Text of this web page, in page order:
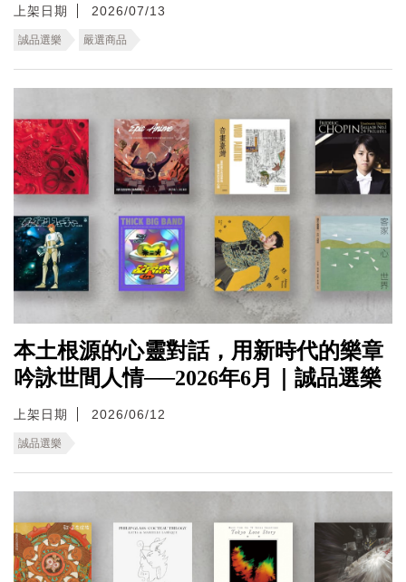
上架日期 2026/07/13
誠品選樂 嚴選商品
本土根源的心靈對話，用新時代的樂章
吟詠世間人情──2026年6月｜誠品選樂
上架日期 2026/06/12
誠品選樂